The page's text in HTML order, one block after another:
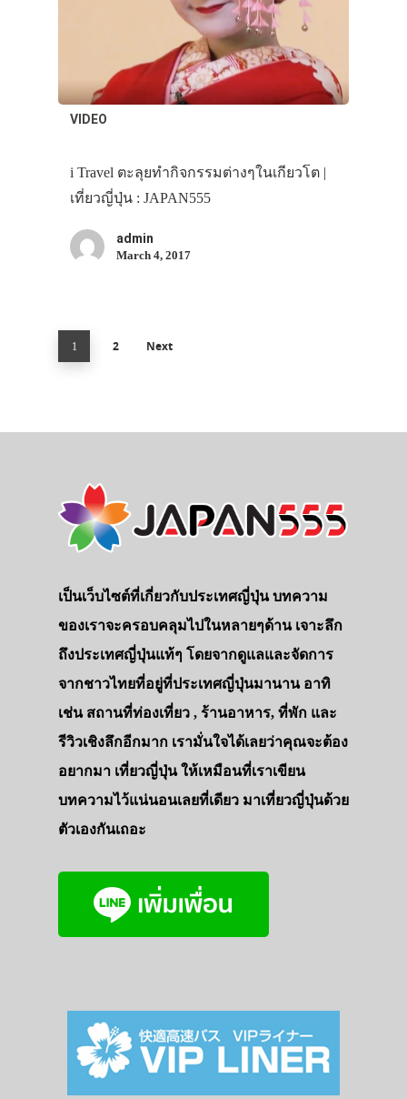
VIDEO
i Travel ตะลุยทำกิจกรรมต่างๆในเกียวโต |
เที่ยวญี่ปุ่น : JAPAN555
admin
March 4, 2017
1 2 Next
เป็นเว็บไซต์ที่เกี่ยวกับประเทศญี่ปุ่น บทความ
ของเราจะครอบคลุมไปในหลายๆด้าน เจาะลึก
ถึงประเทศญี่ปุ่นแท้ๆ โดยจากดูแลและจัดการ
จากชาวไทยที่อยู่ที่ประเทศญี่ปุ่นมานาน อาทิ
เช่น สถานที่ท่องเที่ยว , ร้านอาหาร, ที่พัก และ
รีวิวเชิงลึกอีกมาก เรามั่นใจได้เลยว่าคุณจะต้อง
อยากมา เที่ยวญี่ปุ่น ให้เหมือนที่เราเขียน
บทความไว้แน่นอนเลยที่เดียว มาเที่ยวญี่ปุ่นด้วย
ตัวเองกันเถอะ